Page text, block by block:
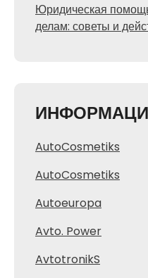
Юридическая
делам: советы и
AutoCosmetiks
AutoCosmetiks
Autoeuropa
Avto. Power
AvtotronikS